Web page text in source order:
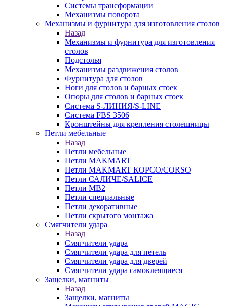
Системы трансформации
Механизмы поворота
Механизмы и фурнитура для изготовления столов
Назад
Механизмы и фурнитура для изготовления
столов
Подстолья
Механизмы раздвижения столов
Фурнитура для столов
Ноги для столов и барных стоек
Опоры для столов и барных стоек
Система S-ЛИНИЯ/S-LINE
Система FBS 3506
Кронштейны для крепления столешницы
Петли мебельные
Назад
Петли мебельные
Петли MAKMART
Петли MAKMART КОРСО/CORSO
Петли САЛИЧЕ/SALICE
Петли MB2
Петли специальные
Петли декоративные
Петли скрытого монтажа
Смягчители удара
Назад
Смягчители удара
Смягчители удара для петель
Смягчители удара для дверей
Cмягчители удара самоклеящиеся
Защелки, магниты
Назад
Защелки, магниты